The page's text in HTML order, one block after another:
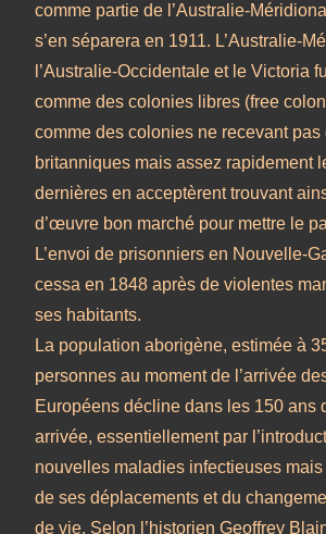
comme partie de l’Australie-
s’en séparera en 1911. L’Australie-
l’Australie-Occidentale et le Victoria
comme des colonies libres (free
comme des colonies ne recevant
britanniques mais assez rapidement
dernières en acceptèrent trouvant
d’œuvre bon marché pour mettre le
L’envoi de prisonniers en Nouvelle-
cessa en 1848 après de violentes
ses habitants.
La population aborigène, estimée à
personnes au moment de l’arrivée
Européens décline dans les 150 ans
arrivée, essentiellement par
nouvelles maladies infectieuses
de ses déplacements et du
de vie. Selon l’historien Geoffrey